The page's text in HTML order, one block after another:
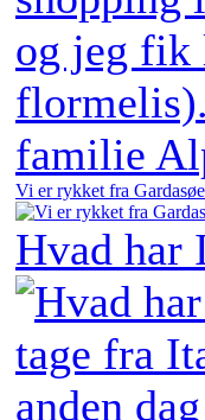
Vi er rykket fra
Hvad har